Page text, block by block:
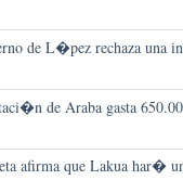
de L�pez rechaza una
de Araba gasta
afirma que Lakua har�